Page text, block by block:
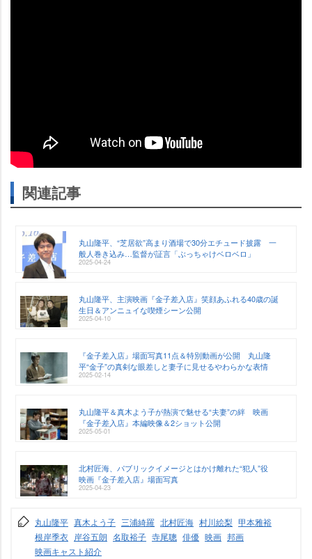
関連記事
丸山隆平、“芝居欲”高まり酒場で30分エチュード披露 一
般人巻き込み…監督が証言「ぶっちゃけベロベロ」
2025-04-24
丸山隆平、主演映画『金子差入店』笑顔あふれる40歳の誕
生日＆アンニュイな喫煙シーン公開
2025-04-10
『金子差入店』場面写真11点＆特別動画が公開 丸山隆
平“金子”の真剣な眼差しと妻子に見せるやわらかな表情
2025-02-14
丸山隆平＆真木よう子が熱演で魅せる“夫妻”の絆 映画
『金子差入店』本編映像＆2ショット公開
2025-05-01
北村匠海、パブリックイメージとはかけ離れた“犯人”役
映画『金子差入店』場面写真
2025-04-23
丸山隆平 真木よう子 三浦綺羅 北村匠海 村川絵梨 甲本雅裕
根岸季衣 岸谷五朗 名取裕子 寺尾聰 俳優 映画 邦画
映画キャスト紹介